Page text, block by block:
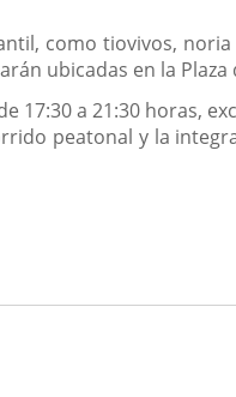
como tiovivos,
ubicadas en la Plaza
17:30 a 21:30 horas,
peatonal y la